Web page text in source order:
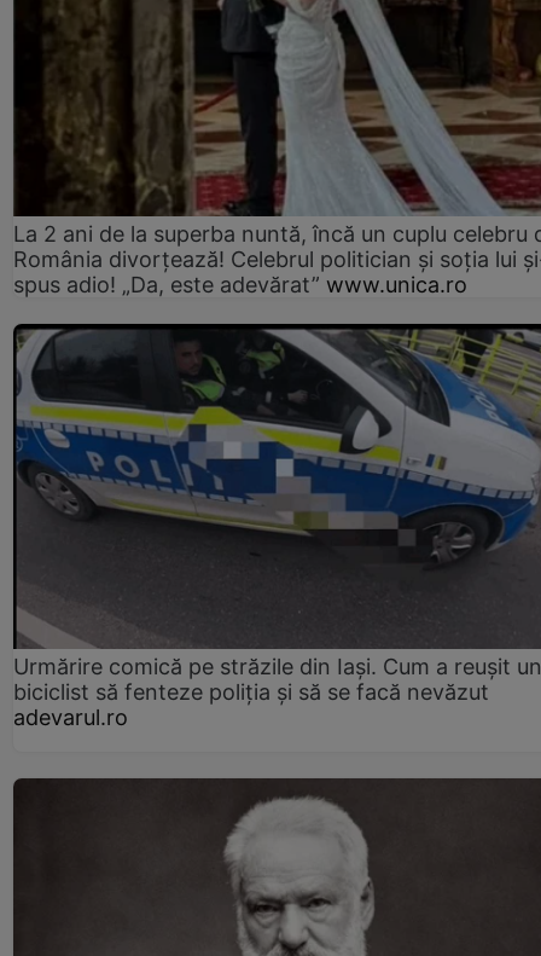
La 2 ani de la superba nuntă, încă un cuplu celebru
România divorțează! Celebrul politician și soția lui
spus adio! „Da, este adevărat” www.unica.ro
Urmărire comică pe străzile din Iași. Cum a reușit un
biciclist să fenteze poliția și să se facă nevăzut
adevarul.ro